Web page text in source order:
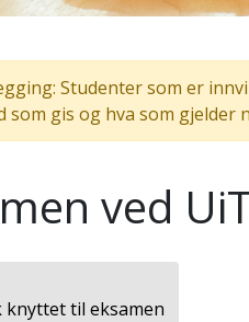
Studenter som er
som gis og hva som gjelder
ved
knyttet til eksamen